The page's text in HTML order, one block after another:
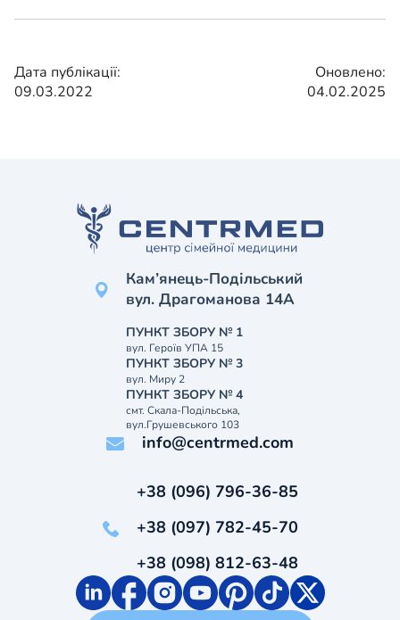
Дата публікації:
09.03.2022
Оновлено:
04.02.2025
Кам’янець-Подільський
вул. Драгоманова 14А
ПУНКТ ЗБОРУ № 1
вул. Героїв УПА 15
ПУНКТ ЗБОРУ № 3
вул. Миру 2
ПУНКТ ЗБОРУ № 4
смт. Скала-Подільська,
вул.Грушевського 103
info@centrmed.com
+38 (096) 796-36-85
+38 (097) 782-45-70
+38 (098) 812-63-48